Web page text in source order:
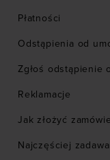
Płatności
Odstąpienia od
Zgłoś odstąpienie
Reklamacje
Jak złożyć
Najczęściej